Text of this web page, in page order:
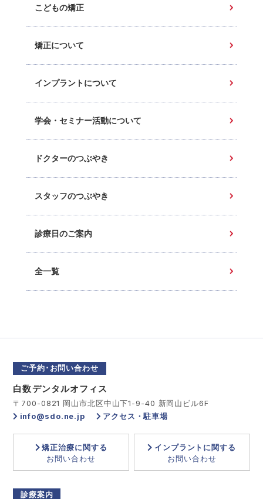
こどもの矯正
矯正について
インプラントについて
学会・セミナー活動について
ドクターのつぶやき
スタッフのつぶやき
診療日のご案内
全一覧
ご予約･お問い合わせ
白数デンタルオフィス
〒700-0821 岡山市北区中山下1-9-40 新岡山ビル6F
info@sdo.ne.jp
アクセス・駐車場
矯正治療に関する
お問い合わせ
インプラントに関する
お問い合わせ
診療案内